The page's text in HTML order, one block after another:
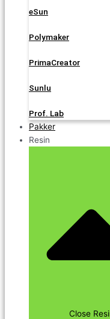
eSun
Polymaker
PrimaCreator
Sunlu
Prof. Lab
Pakker
Resin
Close